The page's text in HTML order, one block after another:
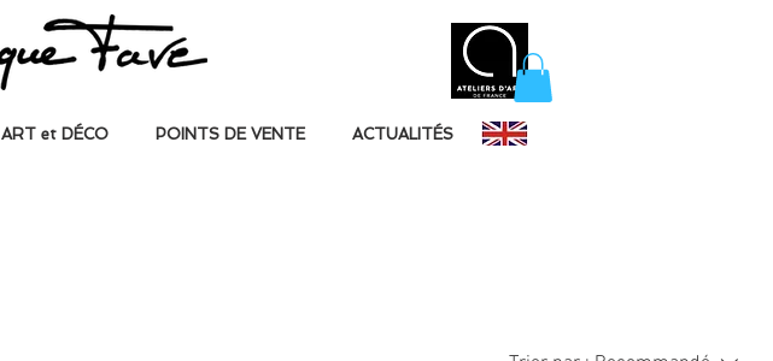
ART et DÉCO POINTS DE VENTE ACTUALITÉS